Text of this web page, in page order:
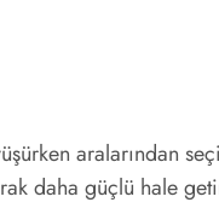
aralarından
daha güçlü hale